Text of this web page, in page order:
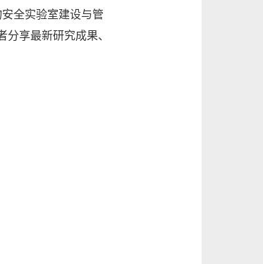
全实验室建设与管
享最新研究成果、